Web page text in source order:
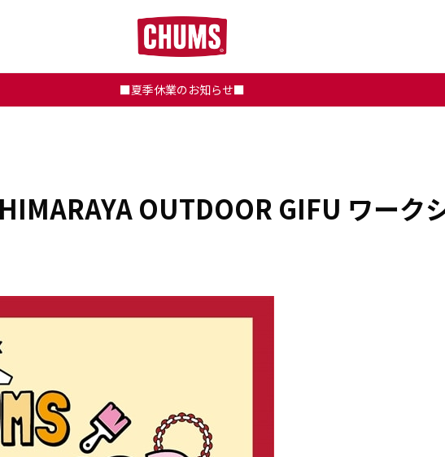
■夏季休業のお知らせ■
OUTDOOR GIFU ワーク